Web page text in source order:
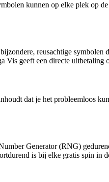
kunnen op elke plek op
reusachtige
Vis geeft een directe uitbetaling
dat je het probleemloos
Generator (RNG)
is bij elke gratis spin in